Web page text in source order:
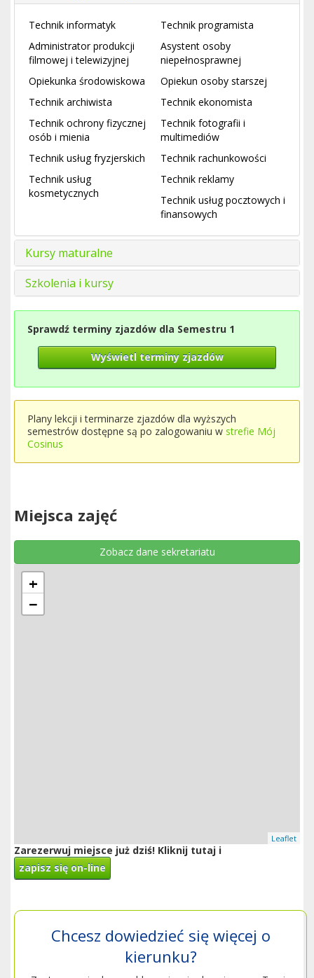
Technik informatyk
Technik programista
Administrator produkcji
filmowej i telewizyjnej
Asystent osoby
niepełnosprawnej
Opiekunka środowiskowa
Opiekun osoby starszej
Technik archiwista
Technik ekonomista
Technik ochrony fizycznej
osób i mienia
Technik fotografii i
multimediów
Technik usług fryzjerskich
Technik rachunkowości
Technik usług
kosmetycznych
Technik reklamy
Technik usług pocztowych i
finansowych
Kursy maturalne
Szkolenia i kursy
Sprawdź terminy zjazdów dla Semestru 1
Wyświetl terminy zjazdów
Plany lekcji i terminarze zjazdów dla wyższych
semestrów dostępne są po zalogowaniu w strefie Mój
Cosinus
Miejsca zajęć
Zobacz dane sekretariatu
+
−
Leaflet
Zarezerwuj miejsce już dziś! Kliknij tutaj i
zapisz się on-line
Chcesz dowiedzieć się więcej o
kierunku?